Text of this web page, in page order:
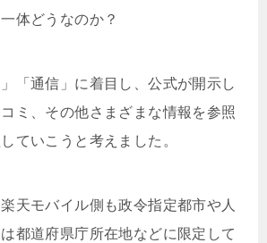
体どうなのか？
「通信」に着目し、公式が開示し
ミ、その他さまざまな情報を参照
ていこうと考えました。
天モバイル側も政令指定都市や人
都道府県庁所在地などに限定して